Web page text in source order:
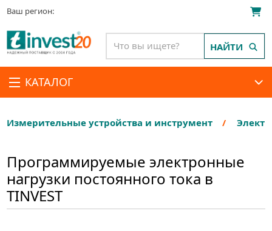
Ваш регион:
КАТАЛОГ
НАЙТИ
Измерительные устройства и инструмент
Программируемые электронные
нагрузки постоянного тока в
TINVEST